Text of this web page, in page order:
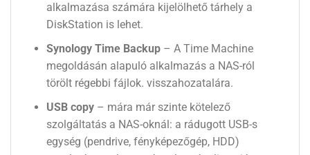
alkalmazása számára kijelölhető tárhely a
DiskStation is lehet.
Synology Time Backup– A Time Machine
megoldásán alapuló alkalmazás a NAS-ról
törölt régebbi fájlok. visszahozatalára.
USB copy– mára már szinte kötelező
szolgáltatás a NAS-oknál: a rádugott USB-s
egység (pendrive, fényképezőgép, HDD)